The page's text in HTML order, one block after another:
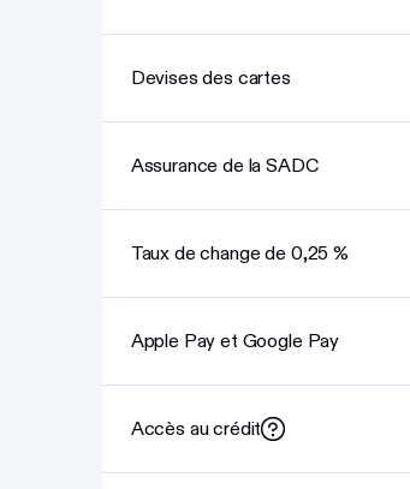
Devises des cartes
Assurance de la SADC
Taux de change de 0,25 %
Apple Pay et Google Pay
Accès au crédit